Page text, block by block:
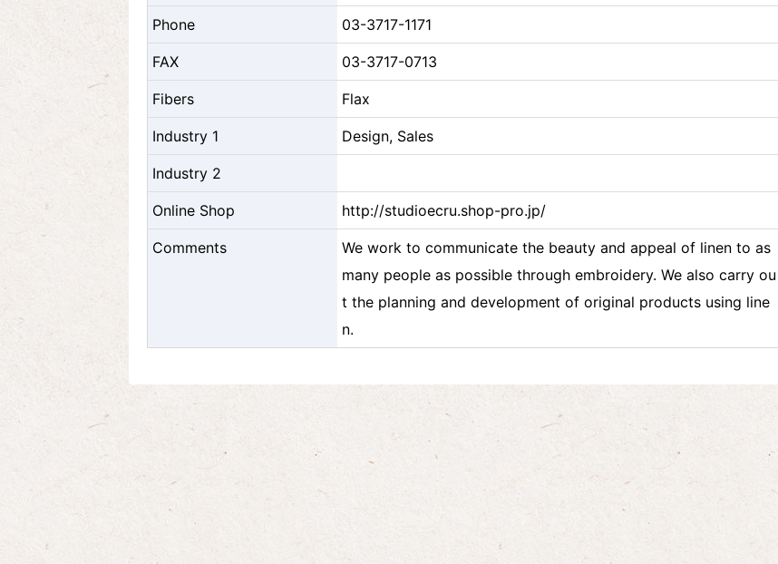
Phone 03-3717-1171
FAX 03-3717-0713
Fibers Flax
Industry 1 Design, Sales
Industry 2
Online Shop http://studioecru.shop-pro.jp/
Comments
We work to communicate the beauty and appeal of linen to as
many people as possible through embroidery. We also carry ou
t the planning and development of original products using line
n.